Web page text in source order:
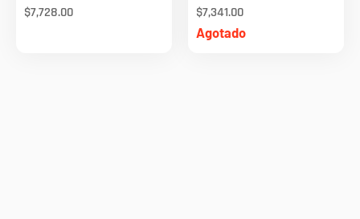
$7,728.00
Agotado
$7,341.00